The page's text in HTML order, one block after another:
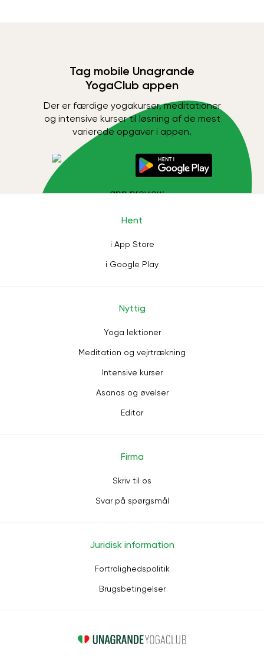
Tag mobile Unagrande
YogaClub appen
Der er færdige yogakurser, meditationer
og intensive kurser til løsning af de mest
varierede opgaver i appen.
Hent
i App Store
i Google Play
Nyttig
Yoga lektioner
Meditation og vejrtrækning
Intensive kurser
Asanas og øvelser
Editor
Firma
Skriv til os
Svar på spørgsmål
Juridisk information
Fortrolighedspolitik
Brugsbetingelser